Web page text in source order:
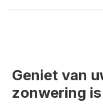
Geniet van
zonwering